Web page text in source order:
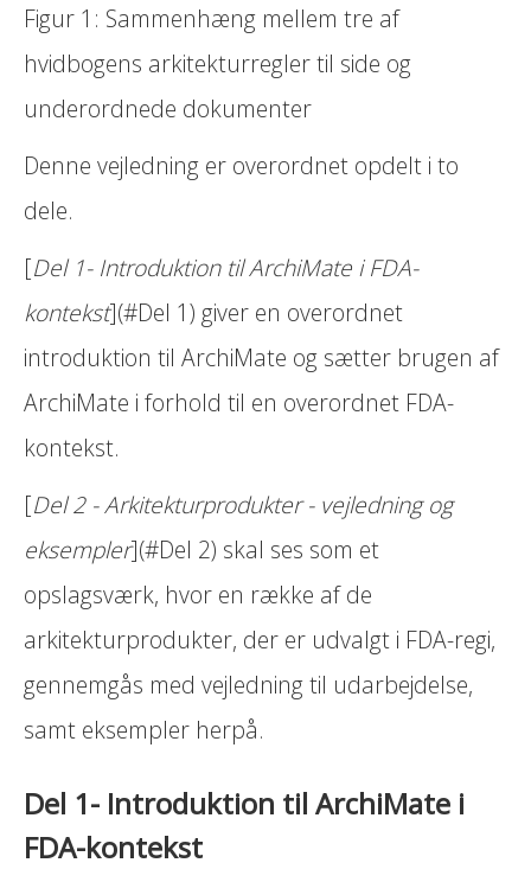
Figur 1: Sammenhæng mellem tre af
hvidbogens arkitekturregler til side og
underordnede dokumenter
Denne vejledning er overordnet opdelt i to
dele.
[Del 1- Introduktion til ArchiMate i FDA-
kontekst](#Del 1) giver en overordnet
introduktion til ArchiMate og sætter brugen af
ArchiMate i forhold til en overordnet FDA-
kontekst.
[Del 2 - Arkitekturprodukter - vejledning og
eksempler](#Del 2) skal ses som et
opslagsværk, hvor en række af de
arkitekturprodukter, der er udvalgt i FDA-regi,
gennemgås med vejledning til udarbejdelse,
samt eksempler herpå.
Del 1- Introduktion til ArchiMate i
FDA-kontekst